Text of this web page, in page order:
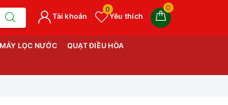
0
Yêu thích
0
Tài khoản
LỌC NƯỚC QUẠT ĐIỀU HÒA